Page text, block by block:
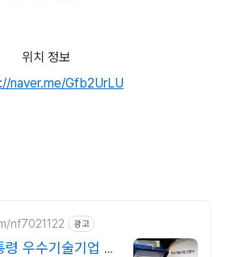
위치 정보
naver.me/Gfb2UrLU
nf7021122 광고
우수기술기업 인